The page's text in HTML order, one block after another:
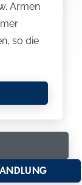
Armen
so die